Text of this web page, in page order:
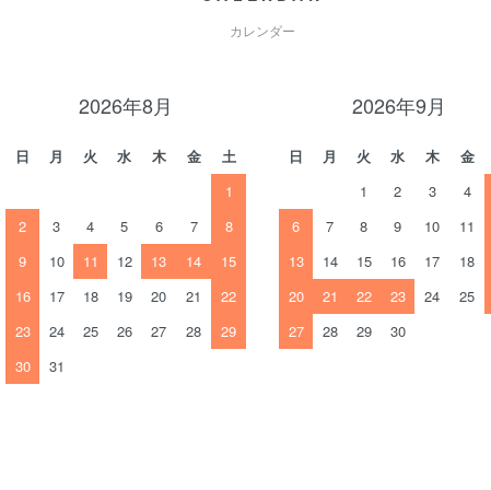
カレンダー
2026年8月
日 月 火 水 木 金
土
1
2
3 4 5 6 7
8
9
10 11 12 13 14
15
16
17 18 19 20 21
22
23
24 25 26 27 28
29
30
31
2026年9月
日 月 火 水 木 金
1
2 3 4
6
7 8 9 10 11
13
14 15 16 17 18
20
21 22 23 24 25
27
28 29 30